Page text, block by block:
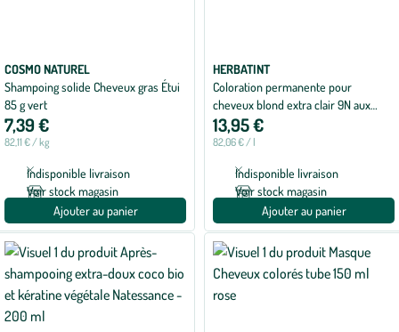
COSMO NATUREL
Shampoing solide Cheveux gras Étui
85 g vert
7,39 €
82,11 € / kg
Indisponible livraison
Voir stock magasin
Ajouter au panier
HERBATINT
Coloration permanente pour
cheveux blond extra clair 9N aux
extraits végétaux biologiques vegan
Herbatint - 170 ml
13,95 €
82,06 € / l
Indisponible livraison
Voir stock magasin
Ajouter au panier